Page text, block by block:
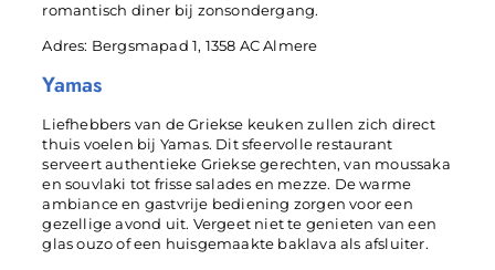
romantisch diner bij zonsondergang.
Adres: Bergsmapad 1, 1358 AC Almere
Yamas
Liefhebbers van de Griekse keuken zullen zich direct
thuis voelen bij Yamas. Dit sfeervolle restaurant
serveert authentieke Griekse gerechten, van moussaka
en souvlaki tot frisse salades en mezze. De warme
ambiance en gastvrije bediening zorgen voor een
gezellige avond uit. Vergeet niet te genieten van een
glas ouzo of een huisgemaakte baklava als afsluiter.